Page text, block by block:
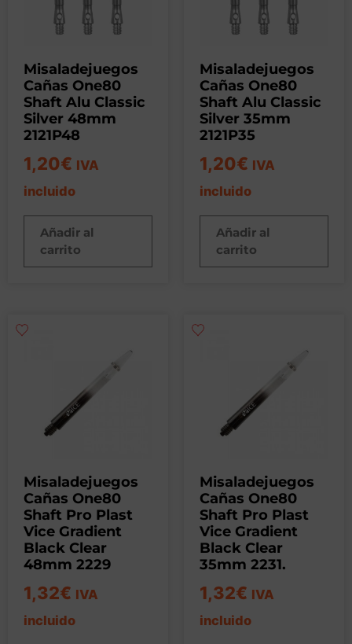
Misaladejuegos
Cañas One80
Shaft Alu Classic
Silver 48mm
2121P48
1,20€ IVA
incluido
Añadir al
carrito
Misaladejuegos
Cañas One80
Shaft Alu Classic
Silver 35mm
2121P35
1,20€ IVA
incluido
Añadir al
carrito
Misaladejuegos
Cañas One80
Shaft Pro Plast
Vice Gradient
Black Clear
48mm 2229
1,32€ IVA
incluido
Misaladejuegos
Cañas One80
Shaft Pro Plast
Vice Gradient
Black Clear
35mm 2231.
1,32€ IVA
incluido